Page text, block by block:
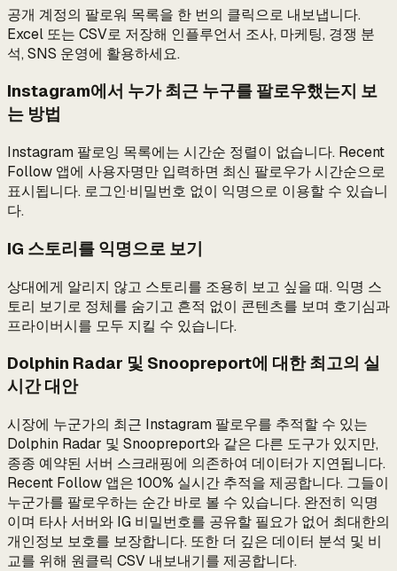
공개 계정의 팔로워 목록을 한 번의 클릭으로 내보냅니다.
Excel 또는 CSV로 저장해 인플루언서 조사, 마케팅, 경쟁 분
석, SNS 운영에 활용하세요.
Instagram에서 누가 최근 누구를 팔로우했는지 보
는 방법
Instagram 팔로잉 목록에는 시간순 정렬이 없습니다. Recent
Follow 앱에 사용자명만 입력하면 최신 팔로우가 시간순으로
표시됩니다. 로그인·비밀번호 없이 익명으로 이용할 수 있습니
다.
IG 스토리를 익명으로 보기
상대에게 알리지 않고 스토리를 조용히 보고 싶을 때. 익명 스
토리 보기로 정체를 숨기고 흔적 없이 콘텐츠를 보며 호기심과
프라이버시를 모두 지킬 수 있습니다.
Dolphin Radar 및 Snoopreport에 대한 최고의 실
시간 대안
시장에 누군가의 최근 Instagram 팔로우를 추적할 수 있는
Dolphin Radar 및 Snoopreport와 같은 다른 도구가 있지만,
종종 예약된 서버 스크래핑에 의존하여 데이터가 지연됩니다.
Recent Follow 앱은 100% 실시간 추적을 제공합니다. 그들이
누군가를 팔로우하는 순간 바로 볼 수 있습니다. 완전히 익명
이며 타사 서버와 IG 비밀번호를 공유할 필요가 없어 최대한의
개인정보 보호를 보장합니다. 또한 더 깊은 데이터 분석 및 비
교를 위해 원클릭 CSV 내보내기를 제공합니다.